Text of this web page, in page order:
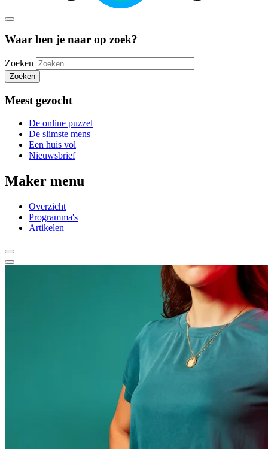
Waar ben je naar op zoek?
Zoeken
Zoeken
Meest gezocht
De online puzzel
De slimste mens
Een huis vol
Nieuwsbrief
Maker menu
Overzicht
Programma's
Artikelen